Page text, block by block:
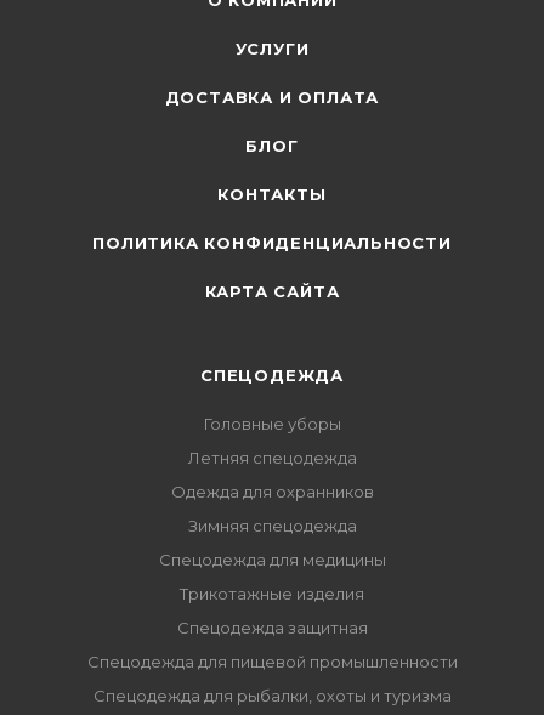
УСЛУГИ
ДОСТАВКА И ОПЛАТА
БЛОГ
КОНТАКТЫ
ПОЛИТИКА КОНФИДЕНЦИАЛЬНОСТИ
КАРТА САЙТА
СПЕЦОДЕЖДА
Головные уборы
Летняя спецодежда
Одежда для охранников
Зимняя спецодежда
Спецодежда для медицины
Трикотажные изделия
Спецодежда защитная
Спецодежда для пищевой промышленности
Спецодежда для рыбалки, охоты и туризма